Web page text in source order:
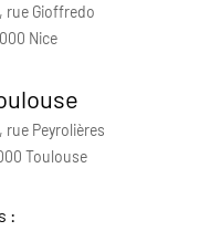
rue Gioffredo
Nice
rue Peyrolières
Toulouse
: